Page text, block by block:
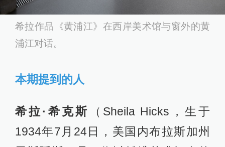
希拉作品《黄浦江》在西岸美术馆与窗外的黄
浦江对话。
本期提到的人
希拉·希克斯
（Sheila Hicks，生于
1934年7月24日，美国内布拉斯加州